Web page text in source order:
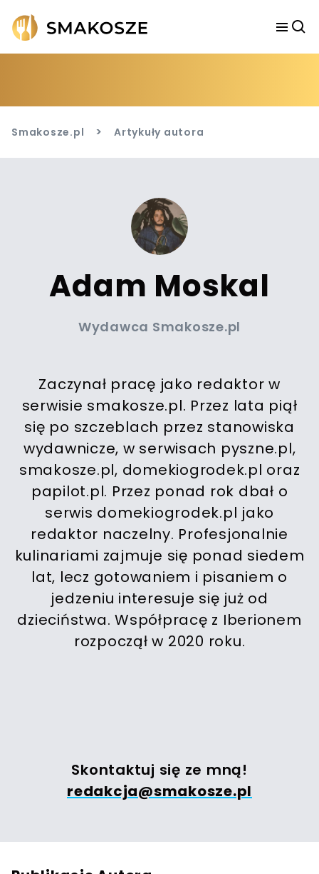
Smakosze.pl > Artykuły autora
Adam Moskal
Wydawca Smakosze.pl
Zaczynał pracę jako redaktor w
serwisie smakosze.pl. Przez lata piął
się po szczeblach przez stanowiska
wydawnicze, w serwisach pyszne.pl,
smakosze.pl, domekiogrodek.pl oraz
papilot.pl. Przez ponad rok dbał o
serwis domekiogrodek.pl jako
redaktor naczelny. Profesjonalnie
kulinariami zajmuje się ponad siedem
lat, lecz gotowaniem i pisaniem o
jedzeniu interesuje się już od
dzieciństwa. Współpracę z Iberionem
rozpoczął w 2020 roku.
Skontaktuj się ze mną!
redakcja@smakosze.pl